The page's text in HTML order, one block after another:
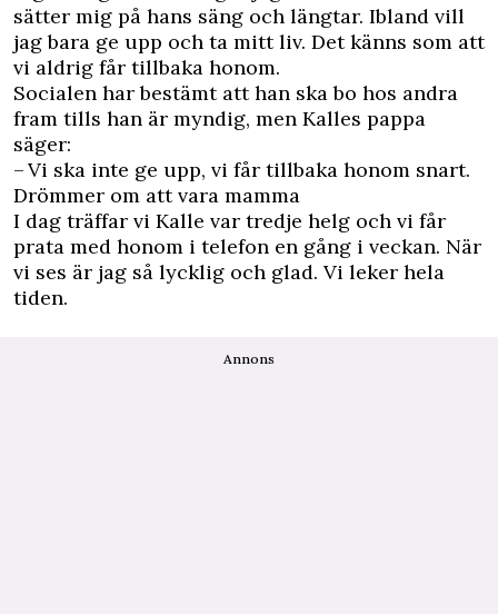
sätter mig på hans säng och längtar. Ibland vill
jag bara ge upp och ta mitt liv. Det känns som att
vi aldrig får tillbaka honom.
Socialen har bestämt att han ska bo hos andra
fram tills han är myndig, men Kalles pappa
säger:
– Vi ska inte ge upp, vi får tillbaka honom snart.
Drömmer om att vara mamma
I dag träffar vi Kalle var tredje helg och vi får
prata med honom i telefon en gång i veckan. När
vi ses är jag så lycklig och glad. Vi leker hela
tiden.
Annons